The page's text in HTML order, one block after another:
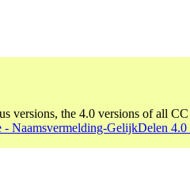
versions, the 4.0 versions of all CC
- Naamsvermelding-GelijkDelen 4.0